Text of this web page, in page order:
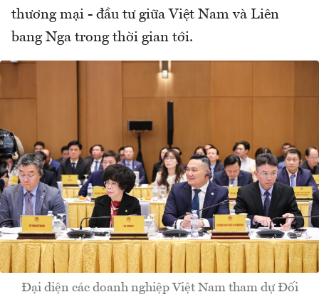
thương mại - đầu tư giữa Việt Nam và Liên
bang Nga trong thời gian tới.
Đại diện các doanh nghiệp Việt Nam tham dự Đối